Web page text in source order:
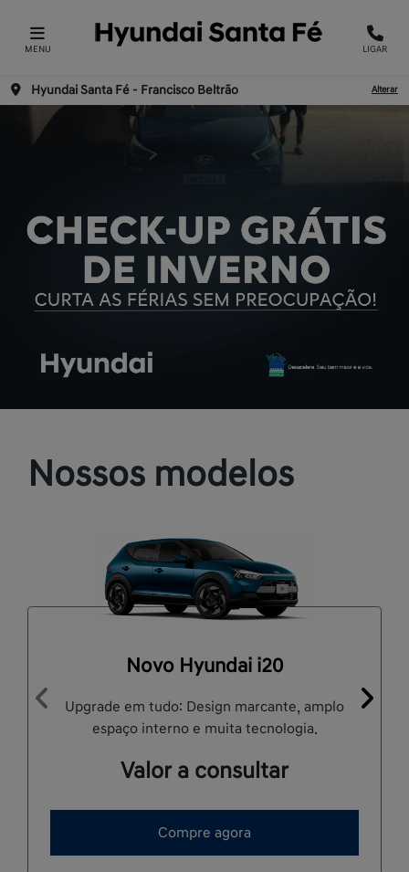
MENU LIGAR
Hyundai Santa Fé - Francisco Beltrão Alterar
Nossos modelos
Novo Hyundai i20
Upgrade em tudo: Design marcante, amplo
espaço interno e muita tecnologia.
Valor a consultar
Compre agora
Anterior